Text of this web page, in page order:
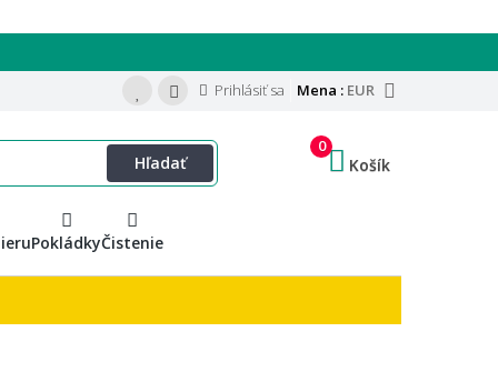
Mena : EUR
Prihlásiť sa
Hľadať
0
Košík
PokládkyČistenie